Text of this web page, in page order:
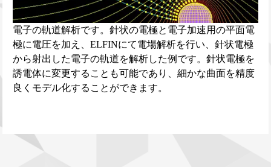
電子の軌道解析です。針状の電極と電子加速用の平面電
極に電圧を加え、ELFINにて電場解析を行い、針状電極
から射出した電子の軌道を解析した例です。針状電極を
誘電体に変更することも可能であり、細かな曲面を精度
良くモデル化することができます。